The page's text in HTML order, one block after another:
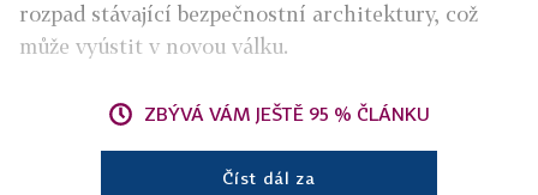
rozpad stávající bezpečnostní architektury, což
může vyústit v novou válku.
ZBÝVÁ VÁM JEŠTĚ 95 % ČLÁNKU
Číst dál za